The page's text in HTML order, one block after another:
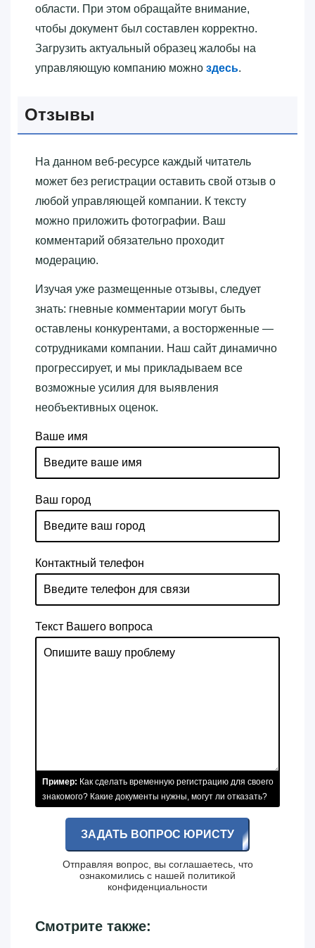
области. При этом обращайте внимание,
чтобы документ был составлен корректно.
Загрузить актуальный образец жалобы на
управляющую компанию можно здесь.
Отзывы
На данном веб-ресурсе каждый читатель
может без регистрации оставить свой отзыв о
любой управляющей компании. К тексту
можно приложить фотографии. Ваш
комментарий обязательно проходит
модерацию.
Изучая уже размещенные отзывы, следует
знать: гневные комментарии могут быть
оставлены конкурентами, а восторженные —
сотрудниками компании. Наш сайт динамично
прогрессирует, и мы прикладываем все
возможные усилия для выявления
необъективных оценок.
Ваше имя
Ваш город
Контактный телефон
Текст Вашего вопроса
Пример: Как сделать временную регистрацию для своего
знакомого? Какие документы нужны, могут ли отказать?
ЗАДАТЬ ВОПРОС ЮРИСТУ
Отправляя вопрос, вы соглашаетесь, что
ознакомились с нашей политикой
конфиденциальности
Смотрите также: